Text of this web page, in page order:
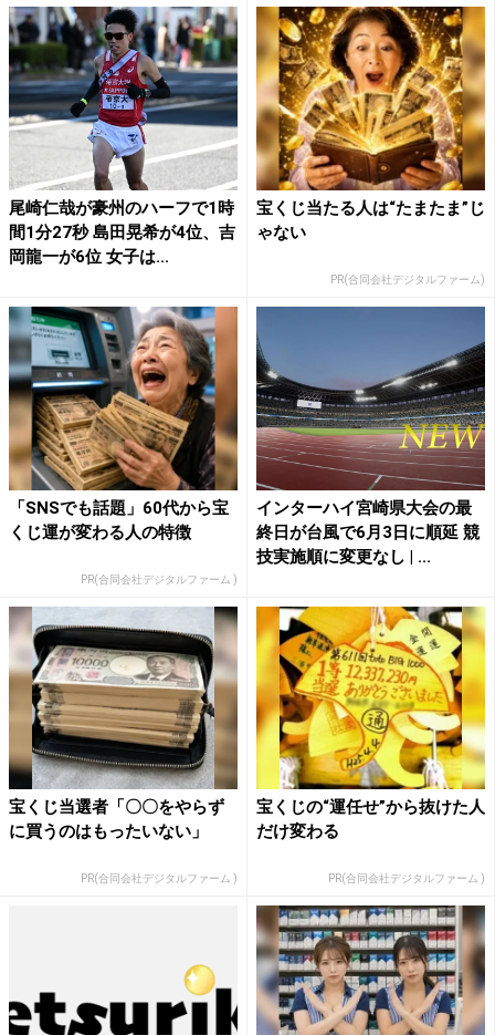
尾崎仁哉が豪州のハーフで1時
間1分27秒 島田晃希が4位、吉
岡龍一が6位 女子は...
宝くじ当たる人は“たまたま”じ
ゃない
PR(合同会社デジタルファーム)
「SNSでも話題」60代から宝
くじ運が変わる人の特徴
PR(合同会社デジタルファーム )
インターハイ宮崎県大会の最
終日が台風で6月3日に順延 競
技実施順に変更なし | ...
宝くじ当選者「〇〇をやらず
に買うのはもったいない」
PR(合同会社デジタルファーム )
宝くじの“運任せ”から抜けた人
だけ変わる
PR(合同会社デジタルファーム )